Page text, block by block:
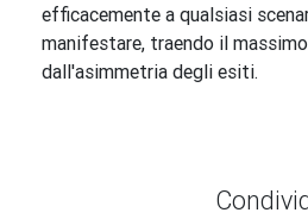
efficacemente a qualsiasi
manifestare, traendo il
dall'asimmetria degli esiti.